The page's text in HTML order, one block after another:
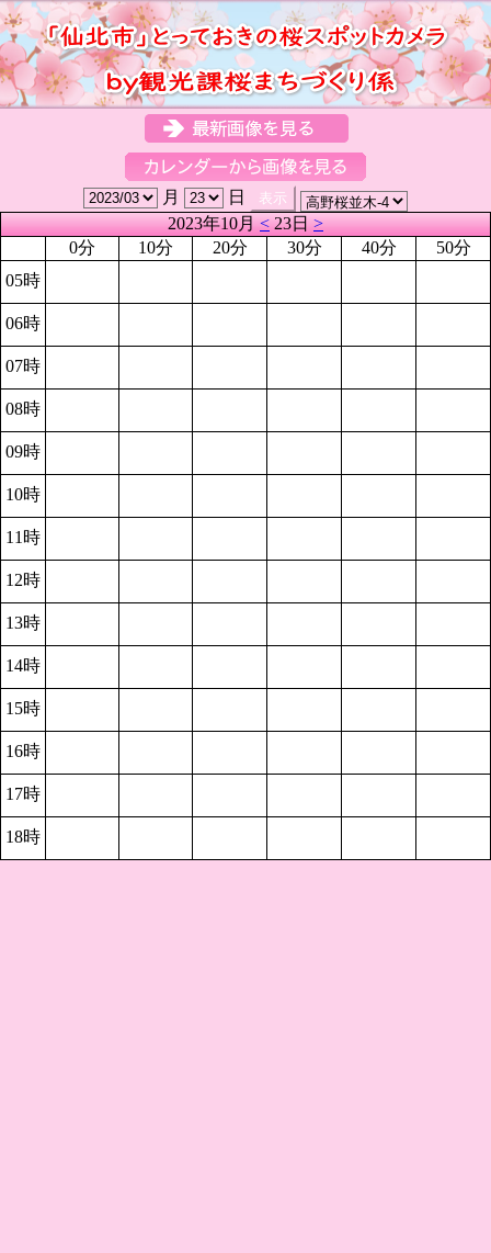
月
日
2023年10月<23日>
0分
10分 20分 30分 40分
50分
05時
06時
07時
08時
09時
10時
11時
12時
13時
14時
15時
16時
17時
18時